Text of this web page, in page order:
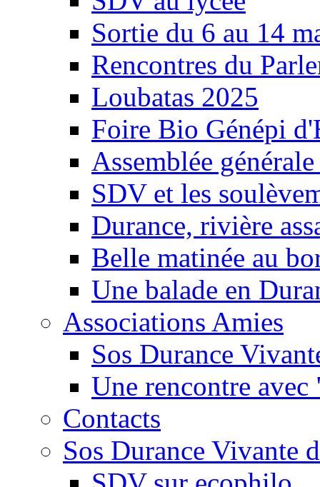
Sortie du 6 au 14
Rencontres du
Loubatas 2025
Foire Bio Génépi
Assemblée
SDV et les
Durance, rivière
Belle matinée au
Une balade en
Associations Amies
Sos Durance
Une rencontre
Contacts
Sos Durance Vivante